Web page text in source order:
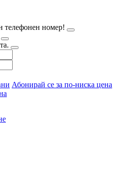
телефонен номер!
Абонирай се за по-ниска цена